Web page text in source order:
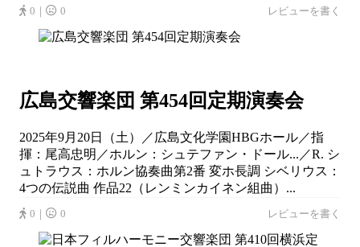
0｜ 0 レビューを書く
広島交響楽団 第454回定期演奏会
2025年9月20日（土）／広島文化学園HBGホール／指
揮：尾高忠明／ホルン：シュテファン・ドール...／R. シ
ュトラウス：ホルン協奏曲第2番 変ホ長調 シベリウス：
4つの伝説曲 作品22（レンミンカイネン組曲）...
0｜ 0 レビューを書く